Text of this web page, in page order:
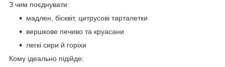
З чим поєднувати:
мадлен, бісквіт, цитрусові тарталетки
вершкове печиво та круасани
легкі сири й горіхи
Кому ідеально підійде: